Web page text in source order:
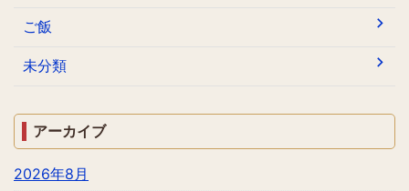
ご飯
未分類
アーカイブ
2026年8月